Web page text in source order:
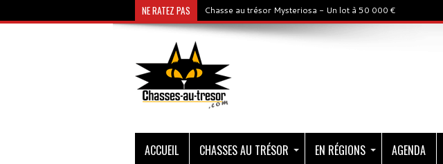
NE RATEZ PAS Chasse au trésor Mysteriosa - Un lot à 50 000 €
ACCUEIL CHASSES AU TRÉSOR EN RÉGIONS AGENDA